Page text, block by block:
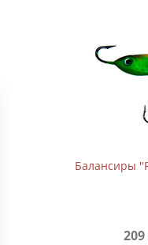
Балансиры "FK" FBD
209 руб.